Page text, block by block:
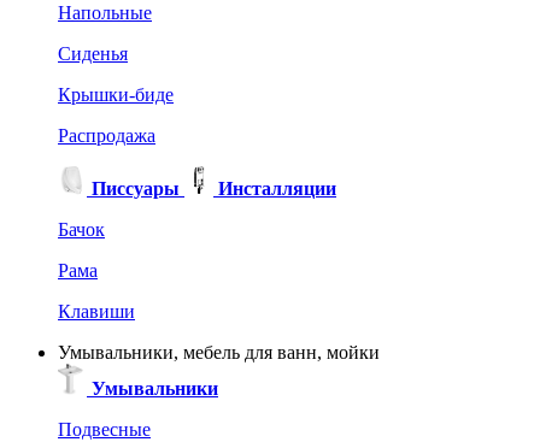
Напольные
Сиденья
Крышки-биде
Распродажа
Писсуары
Инсталляции
Бачок
Рама
Клавиши
Умывальники, мебель для ванн, мойки
Умывальники
Подвесные